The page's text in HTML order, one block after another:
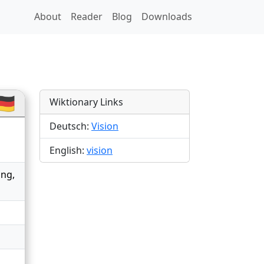
About Reader Blog Downloads
,
Wiktionary Links
Deutsch: Vision
English: vision